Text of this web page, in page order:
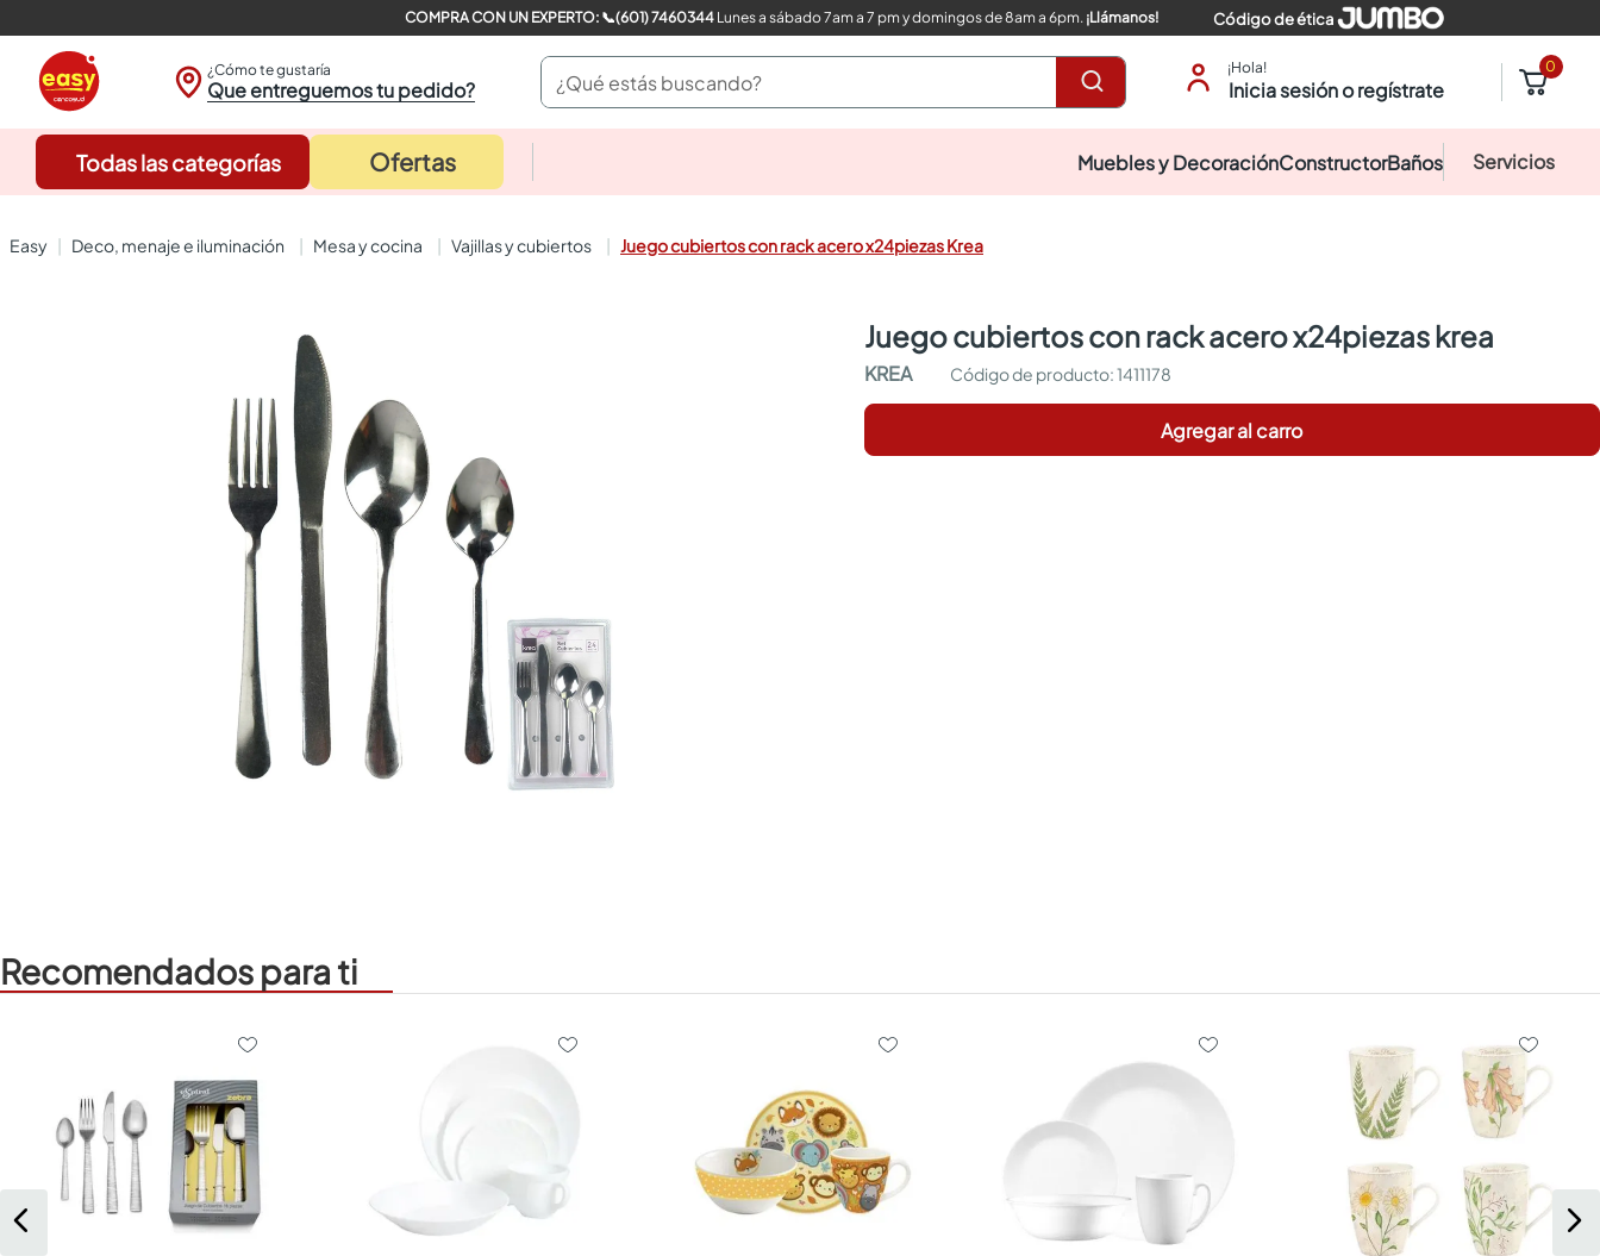
COMPRA CON UN EXPERTO: 📞(601) 7460344Lunes a sábado 7am a 7 pm y domingos de 8am a 6pm. ¡Llámanos! Código de ética
¿Cómo te gustaría
Que entreguemos tu pedido?
¿Qué estás buscando? ¡Hola!
Inicia sesión o regístrate
0
Todas las categorías Ofertas Muebles y DecoraciónConstructorBaños Servicios
deco, menaje e iluminación mesa y cocina vajillas y cubiertos Juego cubiertos con rack acero x24piezas Krea
juego cubiertos con rack acero x24piezas krea
KREA :1411178
Agregar al carro
Recomendados para ti
closet
sanitarios